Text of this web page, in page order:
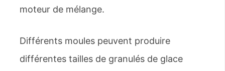
moteur de mélange.
Différents moules peuvent produire
différentes tailles de granulés de glace